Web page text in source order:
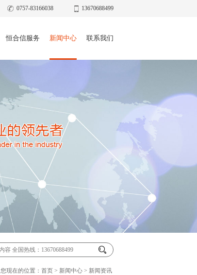
0757-83166038 13670688499
恒合信服务 新闻中心 联系我们
您现在的位置： 首页 > 新闻中心 > 新闻资讯